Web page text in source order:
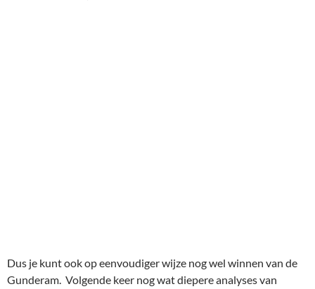
Dus je kunt ook op eenvoudiger wijze nog wel winnen van de
Gunderam. Volgende keer nog wat diepere analyses van